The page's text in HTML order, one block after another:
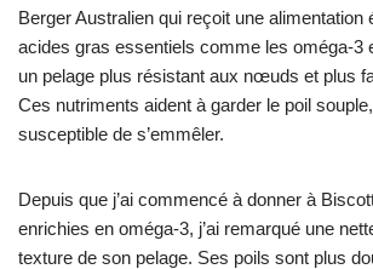
Berger Australien qui reçoit une alimentation
acides gras essentiels comme les oméga-3
un pelage plus résistant aux nœuds et plus
Ces nutriments aident à garder le poil
susceptible de s’emmêler.
Depuis que j’ai commencé à donner à
enrichies en oméga-3, j’ai remarqué une
texture de son pelage. Ses poils sont plus